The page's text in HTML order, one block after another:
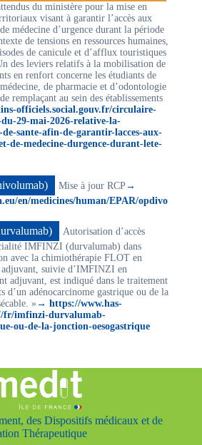
du ministère pour la mise en
visant à garantir l’accès aux
médecine d’urgence durant la période
de tensions en ressources humaines,
de canicule et d’afflux touristiques
des leviers relatifs à la mobilisation de
en renfort concerne les étudiants de
de pharmacie et d’odontologie
remplaçant au sein des établissements
officiels.social.gouv.fr/circulaire-
du-29-mai-2026-relative-la-
sante-afin-de-garantir-lacces-aux-
de-medecine-durgence-durant-lete-
Mise à jour RCP→
en/medicines/human/EPAR/opdivo
Autorisation d’accès
IMFINZI (durvalumab) dans
avec la chimiothérapie FLOT en
suivie d’IMFINZI en
adjuvant, est indiqué dans le traitement
d’un adénocarcinome gastrique ou de la
» → https://www.has-
fr/imfinzi-durvalumab-
ou-de-la-jonction-oesogastrique
des Dispositifs médicaux et de
Thérapeutique